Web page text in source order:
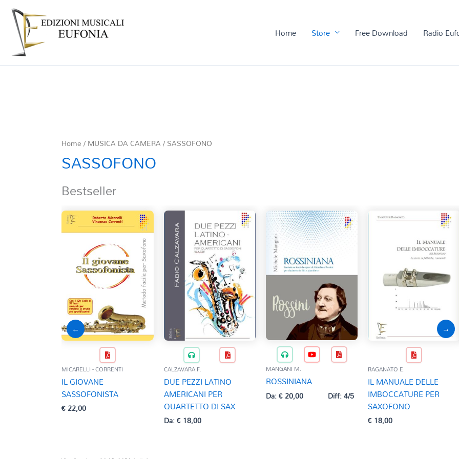
Home Store Free Download Radio
Home/MUSICA DA CAMERA/ SASSOFONO
SASSOFONO
Bestseller
←
MICARELLI - CORRENTI
IL GIOVANE
SASSOFONISTA
€22,00
CALZAVARA F.
DUE PEZZI LATINO
AMERICANI PER
QUARTETTO DI SAX
Da:€18,00
MANGANI M.
ROSSINIANA
Da:€20,00 Diff: 4/5
RAGANATO E.
IL MANUALE DELLE
IMBOCCATURE PER
SAXOFONO
€18,00
→